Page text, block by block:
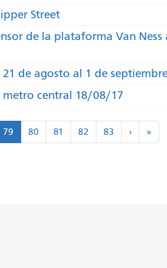
Street
de la plataforma Van
de agosto al 1 de
central 18/08/17
79 80 81 82 83 ›Siguiente
>
»
»